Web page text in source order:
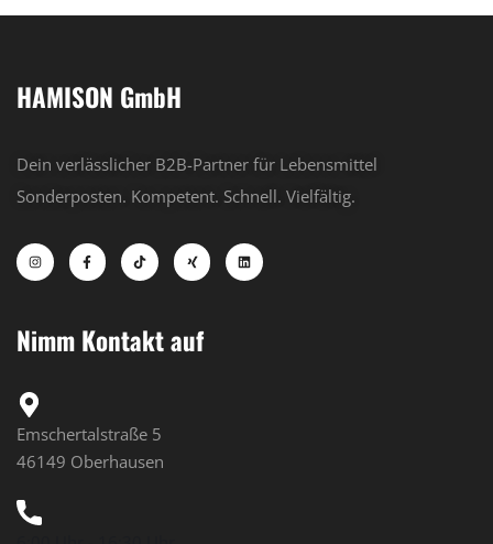
HAMISON GmbH
Dein verlässlicher B2B-Partner für Lebensmittel
Sonderposten. Kompetent. Schnell. Vielfältig.
Nimm Kontakt auf
Emschertalstraße 5
46149 Oberhausen